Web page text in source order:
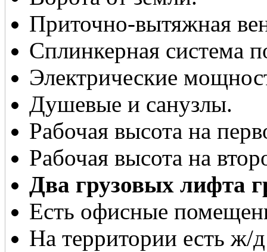
Приточно-вытяжная
Сплинкерная система
Электрические
Душевые и санузлы.
Рабочая высота на
Рабочая высота на
Два грузовых лифта
Есть офисные
На территории есть ж/д